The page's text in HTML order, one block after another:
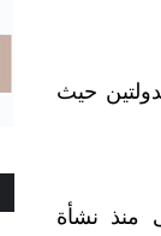
حيث
والجغرافى منذ نشأة